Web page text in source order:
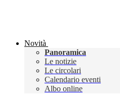
Novità
Panoramica
Le notizie
Le circolari
Calendario eventi
Albo online